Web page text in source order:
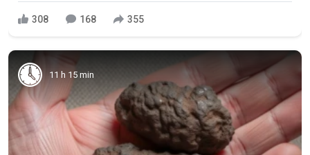
308 168 355
11 h 15 min